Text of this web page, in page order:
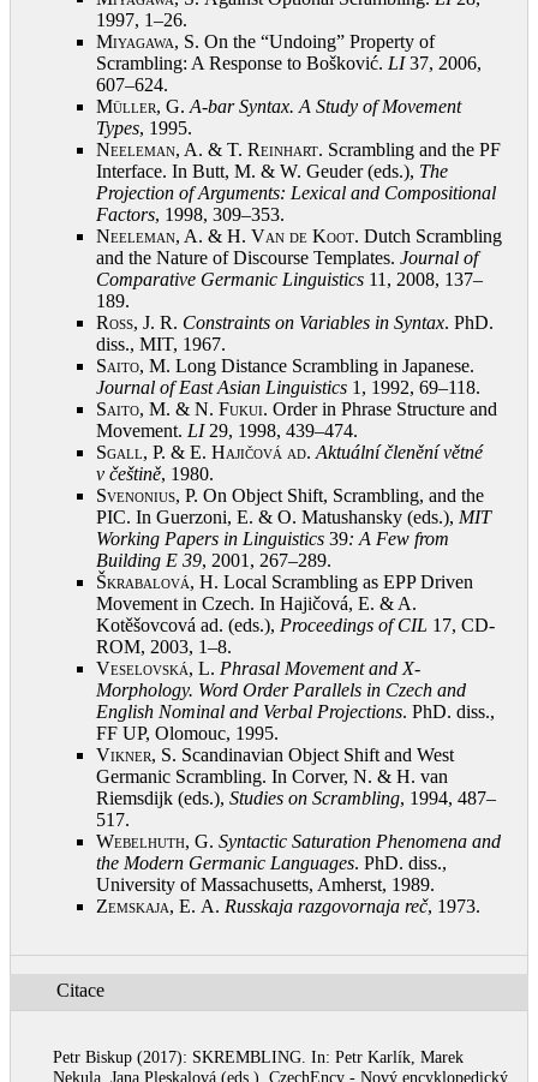
1997, 1–26.
Miyagawa, S. On the “Undoing” Property of
Scrambling: A Response to Bošković. LI37, 2006,
607–624.
Müller, G. A-bar Syntax. A Study of Movement
Types, 1995.
Neeleman, A. & T. Reinhart. Scrambling and the PF
Interface. In Butt, M. & W. Geuder (eds.), The
Projection of Arguments: Lexical and Compositional
Factors, 1998, 309–353.
Neeleman, A. & H. Van de Koot. Dutch Scrambling
and the Nature of Discourse Templates. Journal of
Comparative Germanic Linguistics 11, 2008, 137–
189.
Ross, J. R. Constraints on Variables in Syntax. PhD.
diss., MIT, 1967.
Saito, M. Long Distance Scrambling in Japanese.
Journal of East Asian Linguistics 1, 1992, 69–118.
Saito, M. & N. Fukui. Order in Phrase Structure and
Movement. LI29, 1998, 439–474.
Sgall, P. & E. Hajičová ad. Aktuální členění větné
v češtině, 1980.
Svenonius, P. On Object Shift, Scrambling, and the
PIC. In Guerzoni, E. & O. Matushansky (eds.), MIT
Working Papers in Linguistics 39: A Few from
Building E 39, 2001, 267–289.
Škrabalová, H. Local Scrambling as EPP Driven
Movement in Czech. In Hajičová, E. & A.
Kotěšovcová ad. (eds.), Proceedings of CIL 17, CD-
ROM, 2003, 1–8.
Veselovská, L. Phrasal Movement and X-
Morphology. Word Order Parallels in Czech and
English Nominal and Verbal Projections. PhD. diss.,
FF UP, Olomouc, 1995.
Vikner, S. Scandinavian Object Shift and West
Germanic Scrambling. In Corver, N. & H. van
Riemsdijk (eds.), Studies on Scrambling, 1994, 487–
517.
Webelhuth, G. Syntactic Saturation Phenomena and
the Modern Germanic Languages. PhD. diss.,
University of Massachusetts, Amherst, 1989.
Zemskaja, E. A. Russkaja razgovornaja reč, 1973.
Citace
Petr Biskup (2017): SKREMBLING. In: Petr Karlík, Marek
Nekula, Jana Pleskalová (eds.), CzechEncy - Nový encyklopedický